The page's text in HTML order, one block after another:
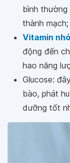
bình
thành mạch;
Vitamin
động đến
hao năng
Glucose:
bào, phát
dưỡng tốt